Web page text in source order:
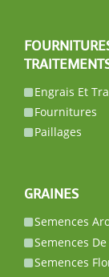
Engrais Et
Fournitures
Paillages
GRAINES
Semences
Semences
Semences